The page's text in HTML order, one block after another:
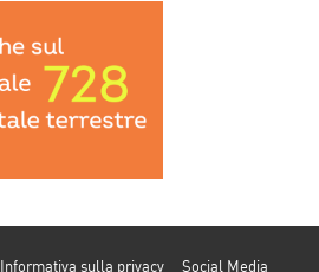
Informativa sulla privacy
Social Media